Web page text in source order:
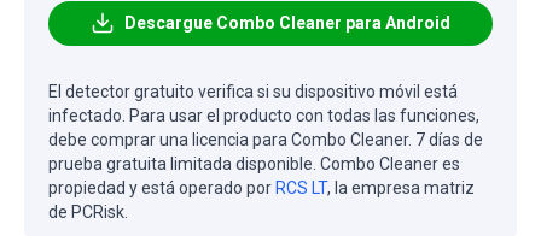
Descargue Combo Cleaner para Android
El detector gratuito verifica si su dispositivo móvil está
infectado. Para usar el producto con todas las funciones,
debe comprar una licencia para Combo Cleaner. 7 días de
prueba gratuita limitada disponible. Combo Cleaner es
propiedad y está operado por RCS LT, la empresa matriz
de PCRisk.